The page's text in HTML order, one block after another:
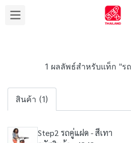
1 ผลลัพธ์สำหรับแท็ก "ร
สินค้า (1)
Step2 รถคู่แฝด - สีเทา